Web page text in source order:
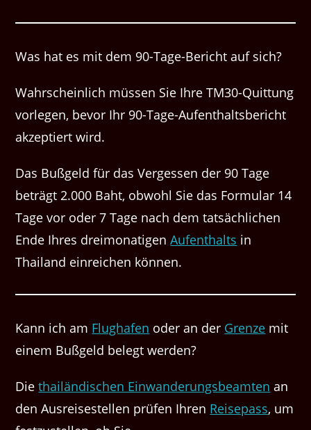
Was hat es mit dem 90-Tage-Bericht auf sich?
Wahrscheinlich müssen Sie Ihre TM30-Quittung
vorlegen, bevor Ihr 90-Tage-Aufenthaltsbericht
akzeptiert wird.
Das Bußgeld für das Vergessen der 90 Tage
beträgt 2.000 Baht, obwohl Sie das Formular 14
Tage vor oder 7 Tage nach dem tatsächlichen
Ende Ihres dreimonatigenAufenthalts in
Thailand einreichen können.
Kann ich am Flughafen oder an der Grenze mit
einem Bußgeld belegt werden?
Diethailändischen Einwanderungsbeamten an
den Ausreisestellen prüfen Ihren Reisepass, um